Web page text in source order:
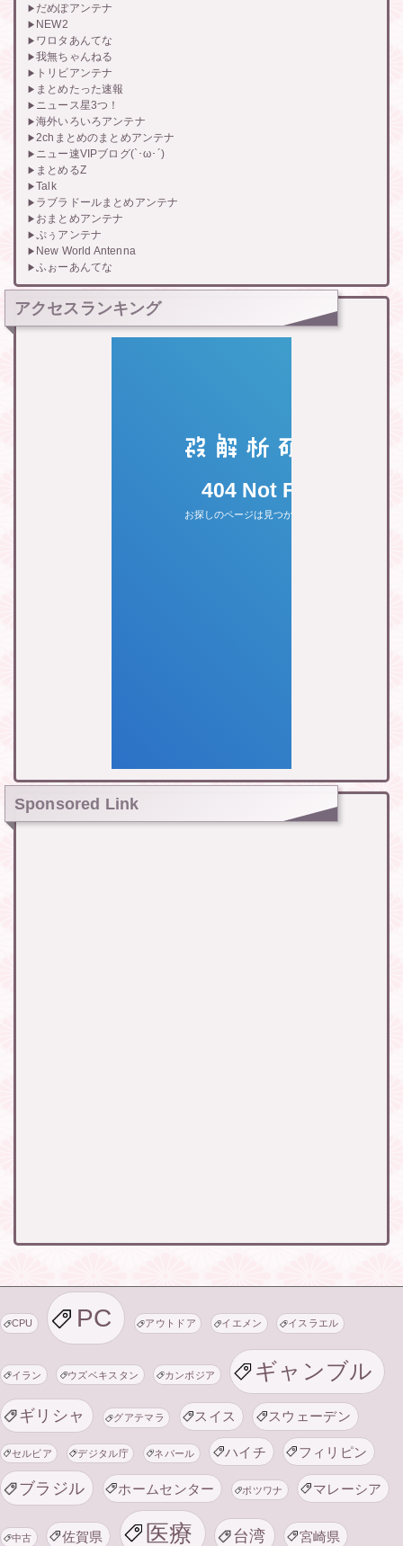
だめぽアンテナ
NEW2
ワロタあんてな
我無ちゃんねる
トリビアンテナ
まとめたった速報
ニュース星3つ！
海外いろいろアンテナ
2chまとめのまとめアンテナ
ニュー速VIPブログ(`･ω･´)
まとめるZ
Talk
ラブラドールまとめアンテナ
おまとめアンテナ
ぷぅアンテナ
New World Antenna
ふぉーあんてな
アクセスランキング
Sponsored Link
CPU PC アウトドア イエメン イスラエル
イラン ウズベキスタン カンボジア ギャンブル
ギリシャ グアテマラ スイス スウェーデン
セルビア デジタル庁 ネパール ハイチ フィリピン
ブラジル ホームセンター ボツワナ マレーシア
中古 佐賀県 医療 台湾 宮崎県